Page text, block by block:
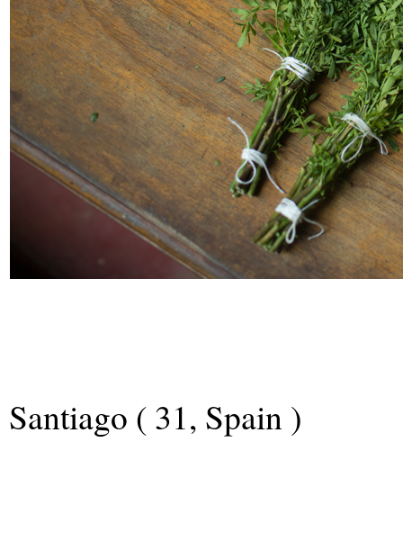
Santiago ( 31, Spain )